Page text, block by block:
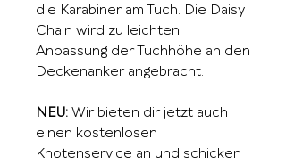
die Karabiner am Tuch. Die Daisy
Chain wird zu leichten
Anpassung der Tuchhöhe an den
Deckenanker angebracht.
NEU:Wir bieten dir jetzt auch
einen kostenlosen
Knotenservice an und schicken